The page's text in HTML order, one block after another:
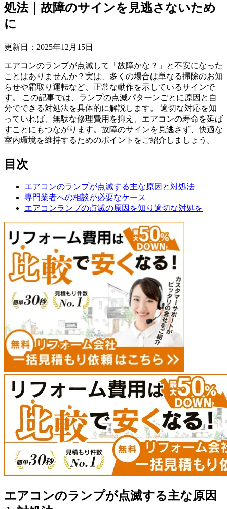
処法｜故障のサインを見逃さないため
に
更新日： 2025年12 月 15日
エアコンのランプが点滅して「故障かな？」と不安になった
ことはありませんか？実は、多くの場合は単なる掃除のお知
らせや霜取り運転など、正常な動作を示しているサインで
す。 この記事では、ランプの点滅パターンごとに原因と自
分でできる対処法を具体的に解説します。 適切な対応を知
っていれば、無駄な修理費用を抑え、エアコンの寿命を延ば
すことにもつながります。故障のサインを見逃さず、快適な
室内環境を維持するためのポイントをご紹介しましょう。
目次
エアコンのランプが点滅する主な原因と対処法
専門業者への相談が必要なケース
エアコンランプの点滅の原因を知り適切な対処を
エアコンのランプが点滅する主な原因